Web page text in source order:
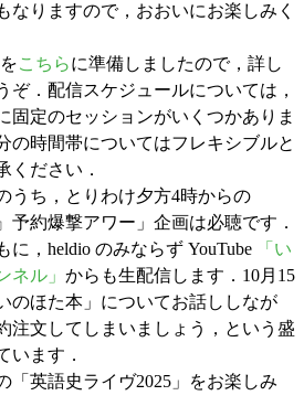
なりますので，おおいにお楽しみく
こちらに準備しましたので，詳し
ぞ．配信スケジュールについては，
固定のセッションがいくつかありま
の時間帯についてはフレキシブルと
ください．
うち，とりわけ夕方4時からの
予約爆撃アワー」企画は必聴です．
に，heldio のみならず YouTube
「い
ネル」 からも生配信します．10月15
のほた本」についてお話ししなが
注文してしまいましょう，という盛
います．
英語史ライヴ2025」をお楽しみ